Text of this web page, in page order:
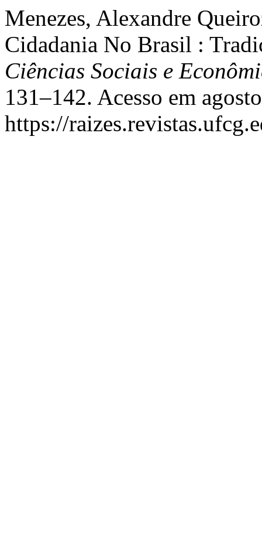
Menezes, Alexandre
Cidadania No Brasil :
Ciências Sociais e
131–142. Acesso em
https://